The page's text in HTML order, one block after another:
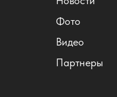
Фото
Видео
Партнеры